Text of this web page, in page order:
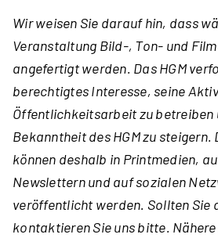
Wir weisen Sie darauf hin, dass
Veranstaltung Bild-, Ton- und
angefertigt werden. Das HGM
berechtigtes Interesse, seine
Öffentlichkeitsarbeit zu betreiben
Bekanntheit des HGM zu steigern.
können deshalb in Printmedien,
Newslettern und auf sozialen
veröffentlicht werden. Sollten Sie
kontaktieren Sie uns bitte.